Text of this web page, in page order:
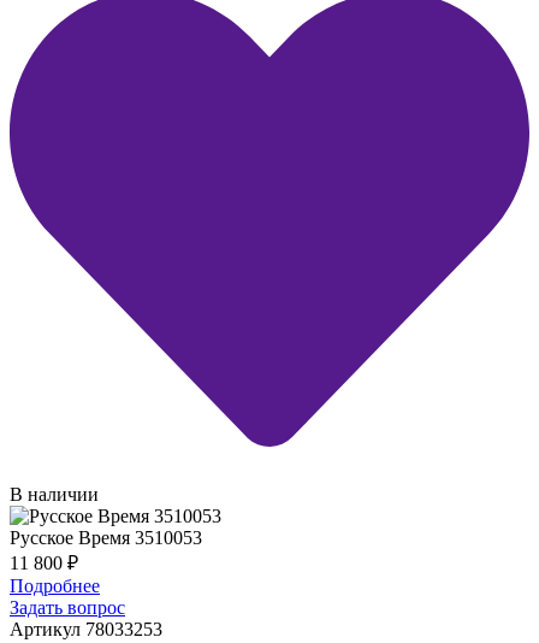
В наличии
Русское Время 3510053
11 800 ₽
Подробнее
Задать вопрос
Артикул 78033253